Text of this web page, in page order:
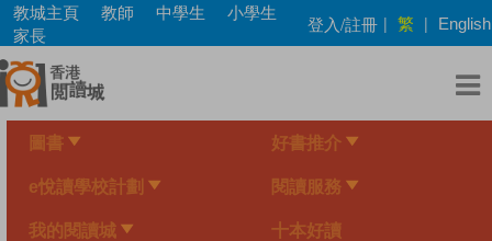
Skip
main
content
教城主頁 教師 中學生
小學生
家長
登入/註冊 | 繁 | English
圖書 好書推介
e悅讀學校計劃 閱讀服務
我的閱讀城 十本好讀